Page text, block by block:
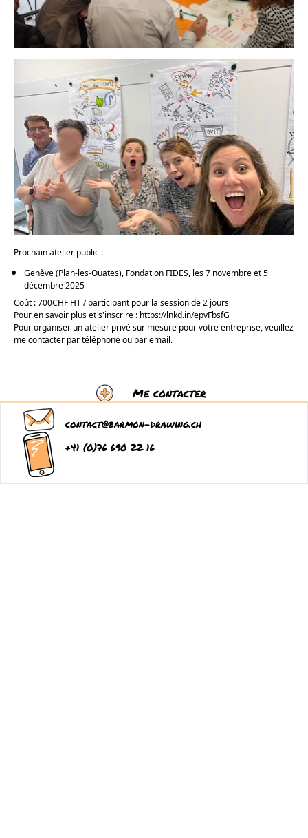
Prochain atelier public :
Genève (Plan-les-Ouates), Fondation FIDES, les 7 novembre et 5
décembre 2025
Coût : 700CHF HT/ participant pour la session de 2 jours
Pour en savoir plus et s'inscrire : https://lnkd.in/epvFbsfG
Pour organiser un atelier privé sur mesure pour votre entreprise, veuillez
me contacter par téléphone ou par email.
Me contacter
contact@barmon-drawing.ch
+41 (0)76 690 22 16